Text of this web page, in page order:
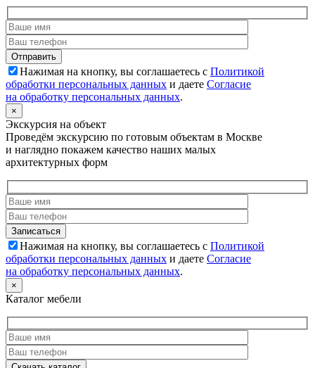
Нажимая на кнопку, вы соглашаетесь с Политикой
обработки персональных данных и даете Согласие
на обработку персональных данных.
×
Экскурсия на объект
Проведём экскурсию по готовым объектам в Москве
и наглядно покажем качество наших малых
архитектурных форм
Нажимая на кнопку, вы соглашаетесь с Политикой
обработки персональных данных и даете Согласие
на обработку персональных данных.
×
Каталог мебели